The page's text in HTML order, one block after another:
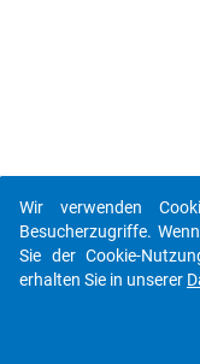
Wir verwenden
Besucherzugriffe.
Sie der Cookie-
erhalten Sie in unserer